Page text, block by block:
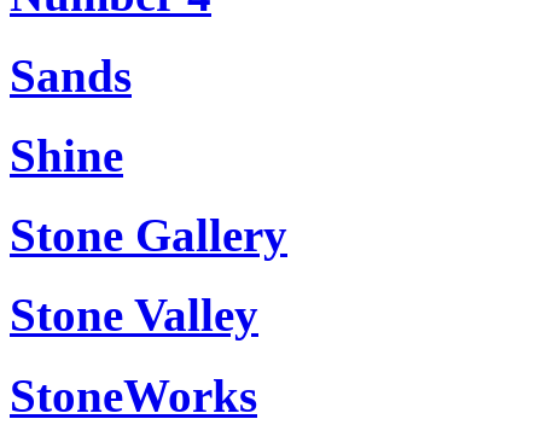
Sands
Shine
Stone Gallery
Stone Valley
StoneWorks